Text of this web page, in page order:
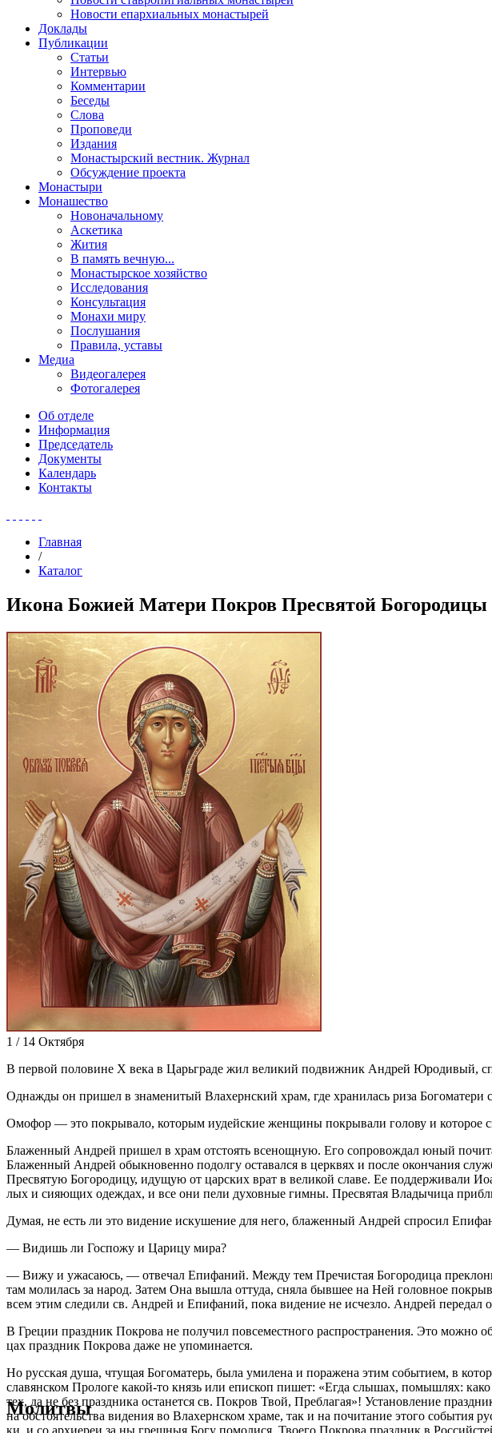
Новости епархиальных монастырей
Доклады
Публикации
Статьи
Интервью
Комментарии
Беседы
Слова
Проповеди
Издания
Монастырский вестник. Журнал
Обсуждение проекта
Монастыри
Монашество
Новоначальному
Аскетика
Жития
В память вечную...
Монастырское хозяйство
Исследования
Консультация
Монахи миру
Послушания
Правила, уставы
Медиа
Видеогалерея
Фотогалерея
Об отделе
Информация
Председатель
Документы
Календарь
Контакты
Главная
/
Каталог
Икона Божией Матери Покров Пресвятой Богородицы
1 / 14 Октября
В пер­вой по­ло­вине X ве­ка в Ца­рь­гра­де жил ве­ли­кий по­движ­ник Ан­дрей Юро­ди­вый,
Од­на­жды он при­шел в зна­ме­ни­тый Влахерн­ский храм, где хра­ни­лась ри­за Бо­го­ма­те­ри
Омо­фор — это по­кры­ва­ло, ко­то­рым иудей­ские жен­щи­ны по­кры­ва­ли го­ло­ву и ко­то­рое
Бла­жен­ный Ан­дрей при­шел в храм от­сто­ять все­нощ­ную. Его со­про­вож­дал юный
Бла­жен­ный Ан­дрей обык­но­вен­но по­дол­гу оста­вал­ся в церк­вях и по­сле окон­ча­ния
Пре­свя­тую Бо­го­ро­ди­цу, иду­щую от цар­ских врат в ве­ли­кой сла­ве. Ее под­дер­жи­ва­ли
лых и си­я­ю­щих одеж­дах, и все они пе­ли ду­хов­ные гим­ны. Пре­свя­тая Вла­ды­чи­ца
Ду­мая, не есть ли это ви­де­ние ис­ку­ше­ние для него, бла­жен­ный Ан­дрей спро­сил
— Ви­дишь ли Гос­по­жу и Ца­ри­цу ми­ра?
— Ви­жу и ужа­са­юсь, — от­ве­чал Епи­фа­ний. Меж­ду тем Пре­чи­стая Бо­го­ро­ди­ца
там мо­ли­лась за на­род. За­тем Она вы­шла от­ту­да, сня­ла быв­шее на Ней го­лов­ное
всем этим сле­ди­ли св. Ан­дрей и Епи­фа­ний, по­ка ви­де­ние не ис­чез­ло. Ан­дрей пе­ре­дал о
В Гре­ции празд­ник По­кро­ва не по­лу­чил по­все­мест­но­го рас­про­стра­не­ния. Это мож­но
цах празд­ник По­кро­ва да­же не упо­ми­на­ет­ся.
Но рус­ская ду­ша, чту­щая Бо­го­ма­терь, бы­ла уми­ле­на и по­ра­же­на этим со­бы­ти­ем, в
сла­вян­ском Про­ло­ге ка­кой-то князь или епи­скоп пи­шет: «Егда слы­шах, по­мыш­лях:
тех, да не без празд­ни­ка оста­нет­ся св. По­кров Твой, Пре­б­ла­гая»! Уста­нов­ле­ние
на об­сто­я­тель­ства ви­де­ния во Влахерн­ском хра­ме, так и на по­чи­та­ние это­го
ки, и со ар­хи­ереи за ны греш­ныя Бо­гу по­мо­ли­ся, Тво­е­го По­кро­ва празд­ник в
Молитвы